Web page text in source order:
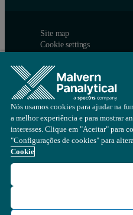
Site map
Cookie settings
Nós usamos cookies para ajudar na
a melhor experiência e para mostrar
interesses. Clique em "Aceitar" para
"Configurações de cookies" para
Cookie